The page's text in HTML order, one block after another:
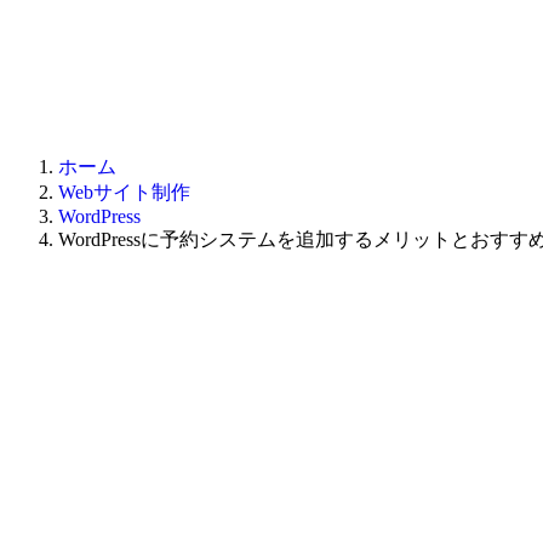
ホーム
Webサイト制作
WordPress
WordPressに予約システムを追加するメリットとおすす